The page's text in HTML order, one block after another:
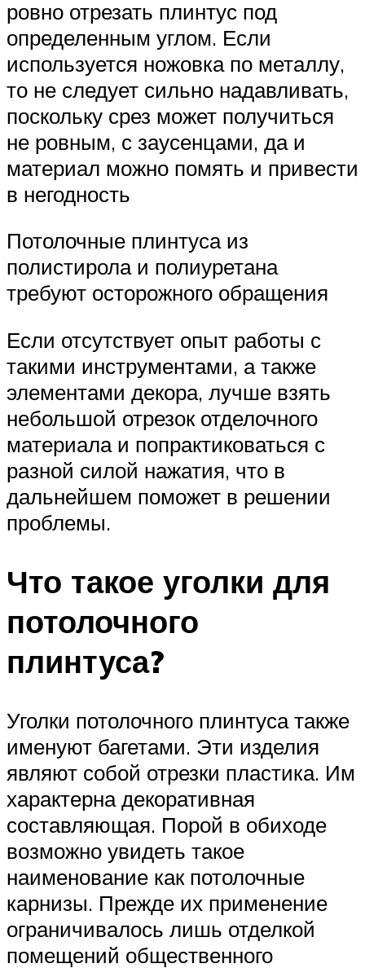
ровно отрезать плинтус под
определенным углом. Если
используется ножовка по металлу,
то не следует сильно надавливать,
поскольку срез может получиться
не ровным, с заусенцами, да и
материал можно помять и привести
в негодность
Потолочные плинтуса из
полистирола и полиуретана
требуют осторожного обращения
Если отсутствует опыт работы с
такими инструментами, а также
элементами декора, лучше взять
небольшой отрезок отделочного
материала и попрактиковаться с
разной силой нажатия, что в
дальнейшем поможет в решении
проблемы.
Что такое уголки для
потолочного
плинтуса?
Уголки потолочного плинтуса также
именуют багетами. Эти изделия
являют собой отрезки пластика. Им
характерна декоративная
составляющая. Порой в обиходе
возможно увидеть такое
наименование как потолочные
карнизы. Прежде их применение
ограничивалось лишь отделкой
помещений общественного